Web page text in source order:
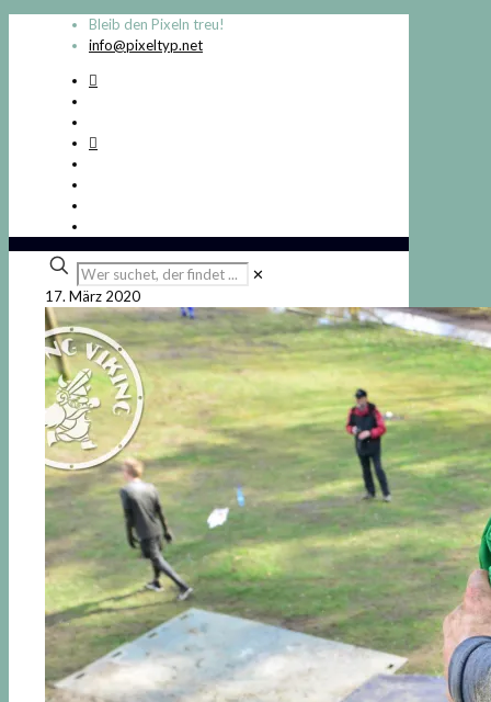
Bleib den Pixeln treu!
info@pixeltyp.net
Wer
suchet,
der
findet
...
✕
17. März 2020